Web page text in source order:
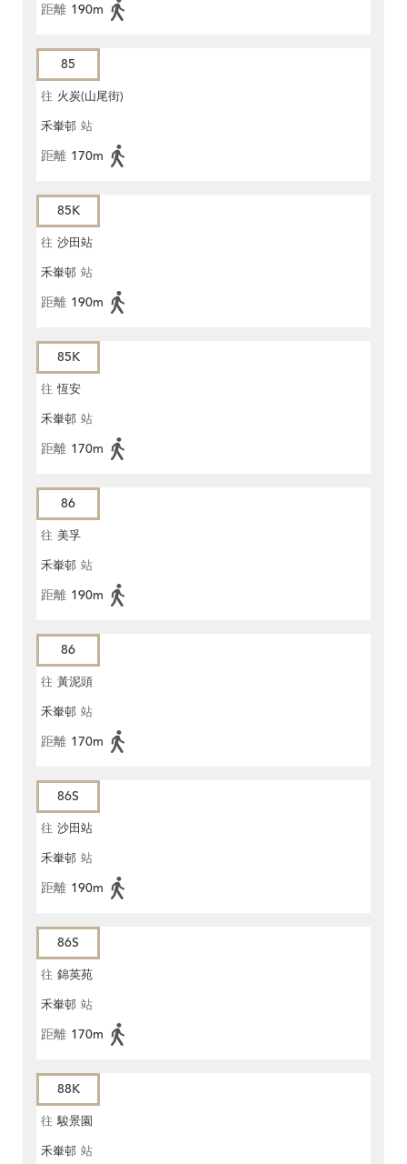
距離 190m
85
往 火炭(山尾街)
禾輋邨 站
距離 170m
85K
往 沙田站
禾輋邨 站
距離 190m
85K
往 恆安
禾輋邨 站
距離 170m
86
往 美孚
禾輋邨 站
距離 190m
86
往 黃泥頭
禾輋邨 站
距離 170m
86S
往 沙田站
禾輋邨 站
距離 190m
86S
往 錦英苑
禾輋邨 站
距離 170m
88K
往 駿景園
禾輋邨 站